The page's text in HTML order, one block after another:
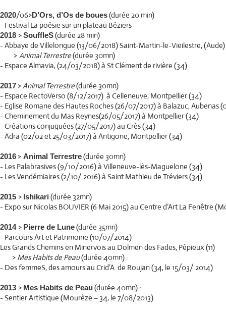
2020/06>D’Ors, d’Os de boues(durée 20 min)
- Festival La poésie sur un plateau Béziers
2018 >SouffleS(durée 28 min)
- Abbaye de Villelongue (13/06/2018) Saint-Martin-le-Vieilestre, (Aude)
> Animal Terrestre(durée 30mn)
- Espace Almavia, (24/03/2018) à St Clément de rivière (34)
2017 >Animal Terrestre(durée 30mn)
- Espace RectoVerso (8/12/2017) à Celleneuve, Montpellier (34)
- Eglise Romane des Hautes Roches (26/07/2017) à Balazuc, Aubenas
- Cheminement du Mas Reynes(26/05/2017) à Montpellier (34)
- Créations conjuguées (27/05/2017) au Crès (34)
- Adra (02/02 et 25/03/2017) à Antigone, Montpellier (34)
2016 > Animal Terrestre(durée 30mn)
- Les Palabrasives (9/10/2016) à Villeneuve-lès-Maguelone (34)
- Les Vendémiaires (2/10/ 2016) à Saint Mathieu de Tréviers (34)
2015 > Ishikari (durée 32mn)
- Expo sur Nicolas BOUVIER (6 Mai 2015) au Centre d’Art La Fenêtre
2014 > Pierre de Lune(durée 35mn)
- Parcours Art et Patrimoine (10/07/2014)
Les Grands Chemins en Minervois au Dolmen des Fades, Pépieux (11)
> Mes Habits de Peau(durée 40mn) :
- Des femmeS, des amours au Crid’A de Roujan (34, le 15/03/ 2014)
2013 > Mes Habits de Peau(durée 40mn) :
- Sentier Artistique (Mourèze – 34, le 7/08/2013)